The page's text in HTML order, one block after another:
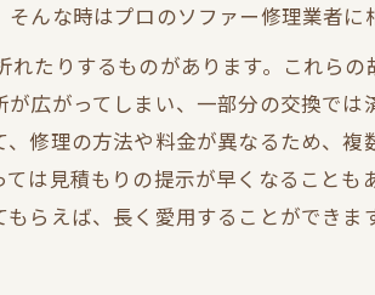
んな時はプロのソファー修理業者に
たりするものがあります。これら
広がってしまい、一部分の交換で
修理の方法や料金が異なるため、
は見積もりの提示が早くなることも
らえば、長く愛用することができ